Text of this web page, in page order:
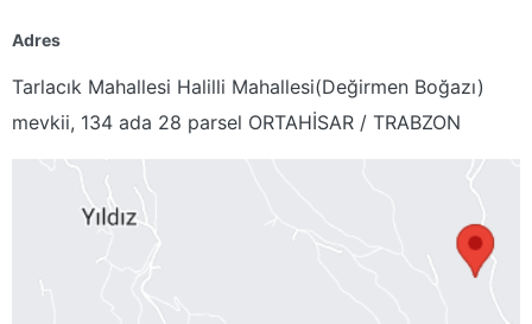
Adres
Tarlacık Mahallesi Halilli Mahallesi(Değirmen Boğazı)
mevkii, 134 ada 28 parsel ORTAHİSAR / TRABZON